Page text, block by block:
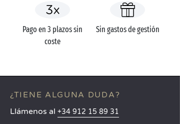
Pago en 3 plazos sin
coste
Sin gastos de gestión
¿TIENE ALGUNA DUDA?
Llámenos al +34 912 15 89 31